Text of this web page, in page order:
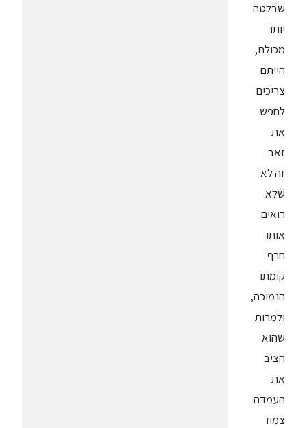
שבלטה
יותר
מכולם,
הייתם
צריכים
לחפש
את
זאב.
זה לא
שלא
רואים
אותו
חרף
קומתו
הנמוכה,
ולמרות
שהוא
הציב
את
העמדה
צמוד